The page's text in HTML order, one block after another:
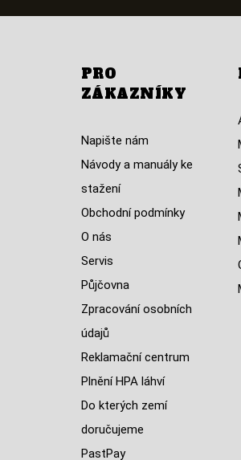
PRO
ZÁKAZNÍKY
Napište nám
Návody a manuály ke
stažení
Obchodní podmínky
O nás
Servis
Půjčovna
Zpracování osobních
údajů
Reklamační centrum
Plnění HPA láhví
Do kterých zemí
doručujeme
PastPay